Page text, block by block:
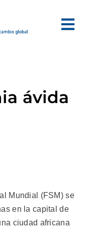
ávida
Mundial (FSM) se
en la capital de
ciudad africana